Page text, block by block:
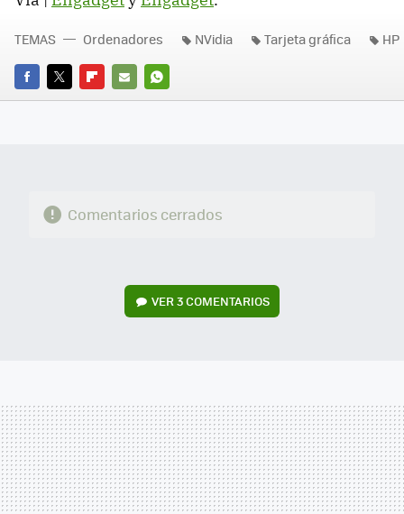
FACEBOOK
TWITTERFLIPBOARD
E-
WHATSAPP
TEMAS Ordenadores NVidia Tarjeta gráfica HP
Comentarios cerrados
VER3 COMENTARIOS